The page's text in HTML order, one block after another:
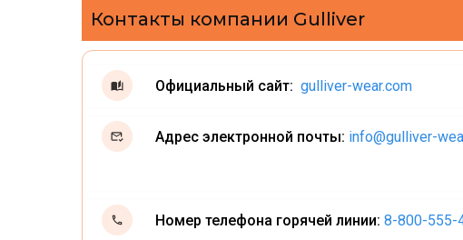
Контакты компании Gulliver
Официальный сайт: gulliver-wear.com
Адрес электронной почты: info@gulliver-
Номер телефона горячей линии: 8-800-555-